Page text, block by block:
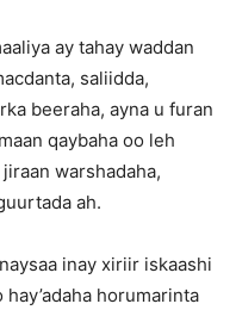
ay tahay waddan
saliidda,
beeraha, ayna u furan
qaybaha oo leh
warshadaha,
ah.
inay xiriir iskaashi
horumarinta